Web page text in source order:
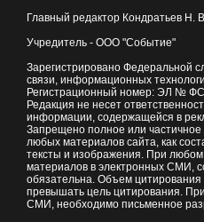
Главный редактор Кондратьев Н.
Учредитель - ООО "Событие"
Зарегистрировано Федеральной
связи, информационных
Регистрационный номер: ЭЛ №
Редакция не несет
информации, содержащейся в
Запрещено полное или частичное
любых материалов сайта, как
тексты и изображения. При
материалов в электронных СМИ,
обязательна. Объем
превышать цель цитирования.
СМИ, необходимо письменное